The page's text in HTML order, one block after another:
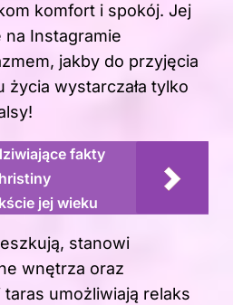
komfort i spokój. Jej
Instagramie
jakby do przyjęcia
życia wystarczała tylko
fakty
jej wieku
stanowi
wnętrza oraz
umożliwiają relaks